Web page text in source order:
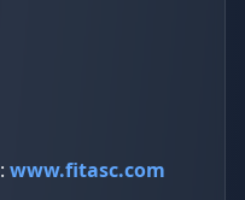
www.fitasc.com